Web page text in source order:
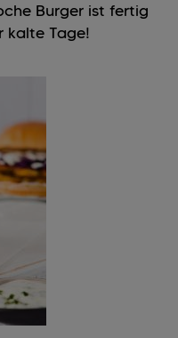
Burger ist fertig
kalte Tage!